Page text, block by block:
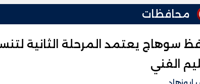
محافظات
سوهاج يعتمد المرحلة الثانية
الفني